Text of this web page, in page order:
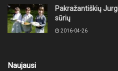
Pakražantiškių
sūrių
2016-04-26
Naujausi